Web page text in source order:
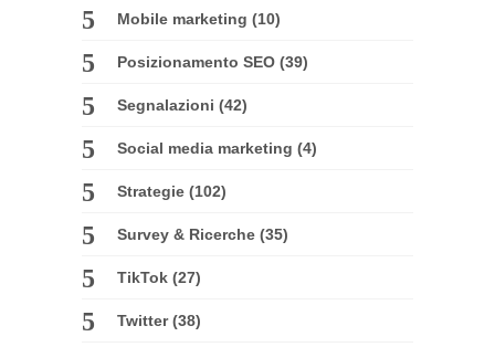
Mobile marketing (10)
Posizionamento SEO (39)
Segnalazioni (42)
Social media marketing (4)
Strategie (102)
Survey & Ricerche (35)
TikTok (27)
Twitter(38)